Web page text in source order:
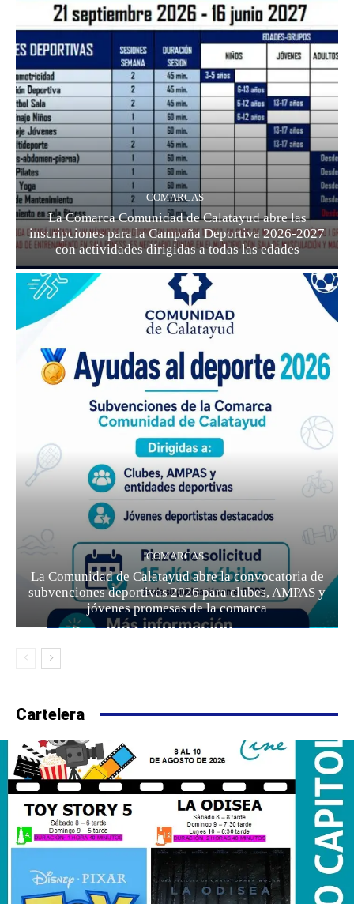
COMARCAS
La Comarca Comunidad de Calatayud abre las
inscripciones para la Campaña Deportiva 2026-2027
con actividades dirigidas a todas las edades
COMARCAS
La Comunidad de Calatayud abre la convocatoria de
subvenciones deportivas 2026 para clubes, AMPAS y
jóvenes promesas de la comarca
Cartelera